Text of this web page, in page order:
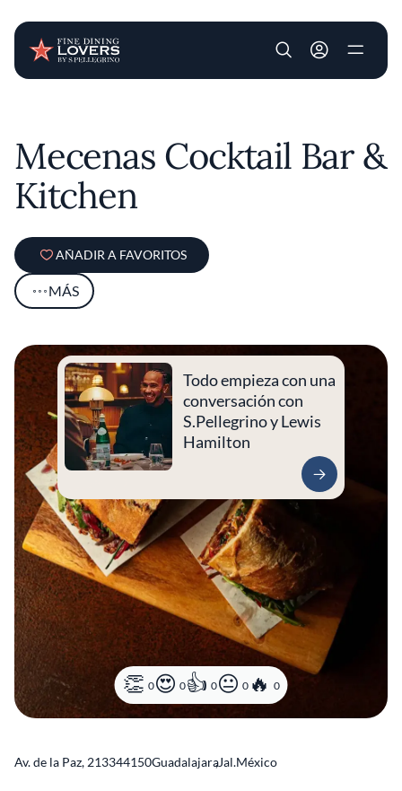
User account
Mecenas Cocktail Bar &
Kitchen
AÑADIR A FAVORITOS
MÁS
0 0 0 0 0
Todo empieza con una
conversación con
S.Pellegrino y Lewis
Hamilton
Av. de la Paz, 213344150Guadalajara
,Jal.México